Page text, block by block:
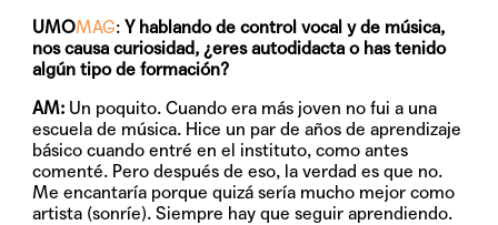
UMOMAG:Y hablando de control vocal y de música,
nos causa curiosidad, ¿eres autodidacta o has tenido
algún tipo de formación?
AM: Un poquito. Cuando era más joven no fui a una
escuela de música. Hice un par de años de aprendizaje
básico cuando entré en el instituto, como antes
comenté. Pero después de eso, la verdad es que no.
Me encantaría porque quizá sería mucho mejor como
artista (sonríe). Siempre hay que seguir aprendiendo.